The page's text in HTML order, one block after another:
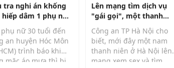
tra nghi án khống
hiếp dâm 1 phụ nữ
Môn
nữ 30 tuổi đến
an huyện Hóc Môn
trình báo khi
mặc áo mưa thì bị
Lên mạng tìm dịch vụ
"gái gọi", một thanh
niên bị lừa số tiền
"khủng" hơn 3,5 tỷ đồng
Công an TP Hà Nội cho
biết, mới đây một nam
thanh niên ở Hà Nội lên
mạng xem sex và tìm